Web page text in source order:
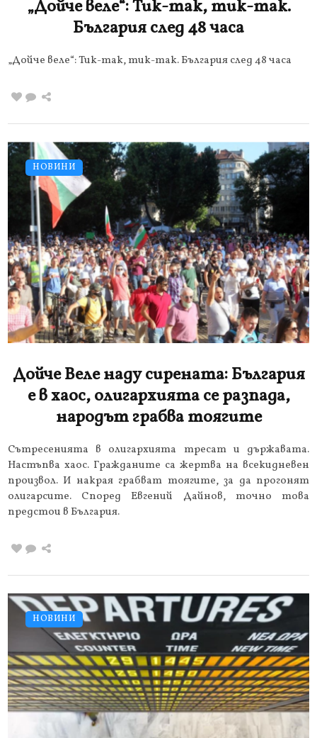
„Дойче веле“: Тик-так, тик-так.
България след 48 часа
„Дойче веле“: Тик-так, тик-так. България след 48 часа
НОВИНИ
Дойче Веле наду сирената: България
е в хаос, олигархията се разпада,
народът грабва тоягите
Сътресенията в олигархията тресат и държавата.
Настъпва хаос. Гражданите са жертва на всекидневен
произвол. И накрая грабват тоягите, за да прогонят
олигарсите. Според Евгений Дайнов, точно това
предстои в България.
НОВИНИ